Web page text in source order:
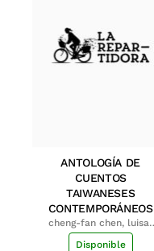
ANTOLOGÍA DE
CUENTOS
TAIWANESES
CONTEMPORÁNEOS
cheng-fan chen, luisa;
shu-ying chang, luisa
Disponible